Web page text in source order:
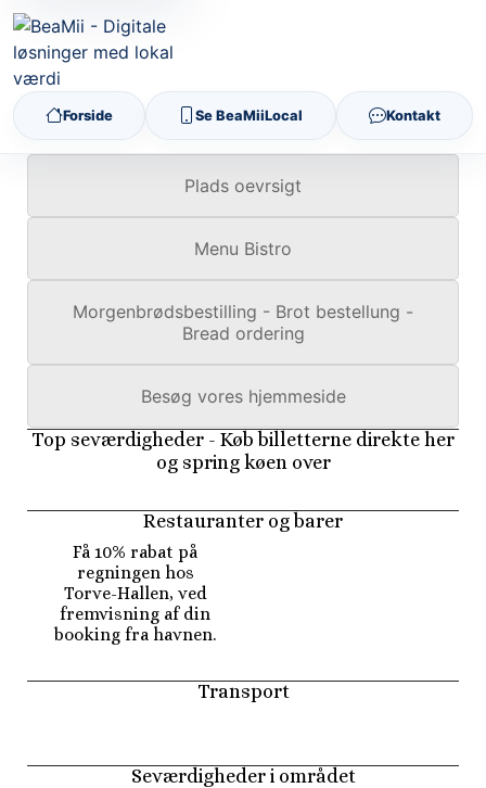
Forside Se BeaMiiLocal Kontakt
Plads oevrsigt
Menu Bistro
Morgenbrødsbestilling - Brot bestellung -
Bread ordering
Besøg vores hjemmeside
Top seværdigheder - Køb billetterne direkte her
og spring køen over
Restauranter og barer
Få 10% rabat på
regningen hos
Torve-Hallen, ved
fremvisning af din
booking fra havnen.
Transport
Seværdigheder i området